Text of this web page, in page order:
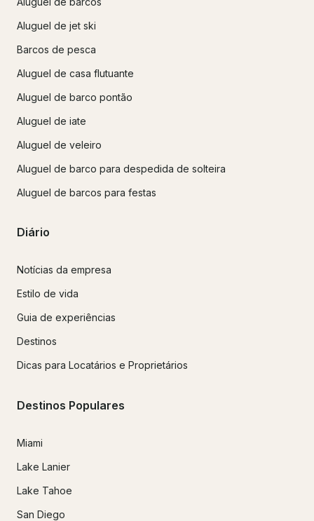
Aluguel de jet ski
Barcos de pesca
Aluguel de casa flutuante
Aluguel de barco pontão
Aluguel de iate
Aluguel de veleiro
Aluguel de barco para despedida de solteira
Aluguel de barcos para festas
Diário
Notícias da empresa
Estilo de vida
Guia de experiências
Destinos
Dicas para Locatários e Proprietários
Destinos Populares
Miami
Lake Lanier
Lake Tahoe
San Diego